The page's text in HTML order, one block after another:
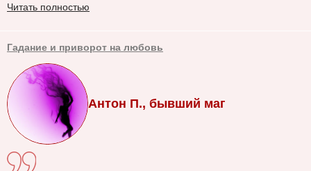
Читать полностью
Гадание и приворот на любовь
Антон П., бывший маг